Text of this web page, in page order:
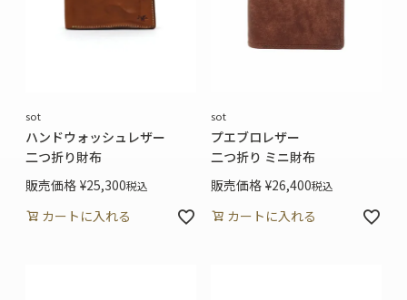
sot
ハンドウォッシュレザー
二つ折り財布
販売価格 ¥25,300税込
カートに入れる
sot
プエブロレザー
二つ折り ミニ財布
販売価格 ¥26,400税込
カートに入れる